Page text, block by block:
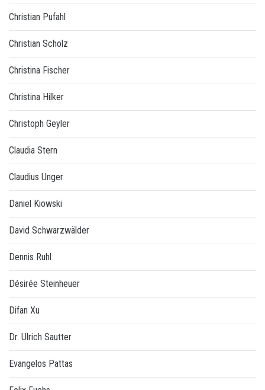
Christian Pufahl
Christian Scholz
Christina Fischer
Christina Hilker
Christoph Geyler
Claudia Stern
Claudius Unger
Daniel Kiowski
David Schwarzwälder
Dennis Ruhl
Désirée Steinheuer
Difan Xu
Dr. Ulrich Sautter
Evangelos Pattas